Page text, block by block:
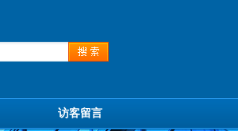
访客留言